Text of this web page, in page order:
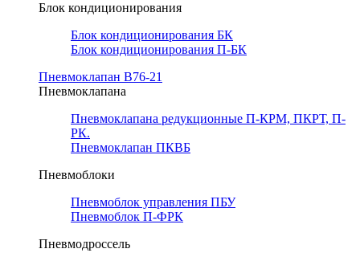
Блок кондиционирования
Блок кондиционирования БК
Блок кондиционирования П-БК
Пневмоклапан В76-21
Пневмоклапана
Пневмоклапана редукционные П-КРМ, ПКРТ, П-
РК.
Пневмоклапан ПКВБ
Пневмоблоки
Пневмоблок управления ПБУ
Пневмоблок П-ФРК
Пневмодроссель